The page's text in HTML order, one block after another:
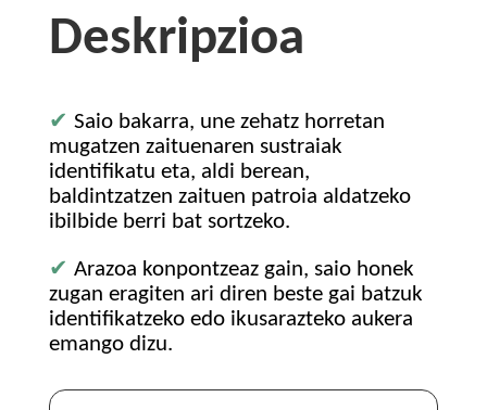
Deskripzioa
✔ Saio bakarra, une zehatz horretan
mugatzen zaituenaren sustraiak
identifikatu eta, aldi berean,
baldintzatzen zaituen patroia aldatzeko
ibilbide berri bat sortzeko.
✔ Arazoa konpontzeaz gain, saio honek
zugan eragiten ari diren beste gai batzuk
identifikatzeko edo ikusarazteko aukera
emango dizu.